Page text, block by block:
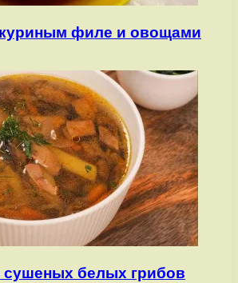
филе и овощами
сушеных белых грибов